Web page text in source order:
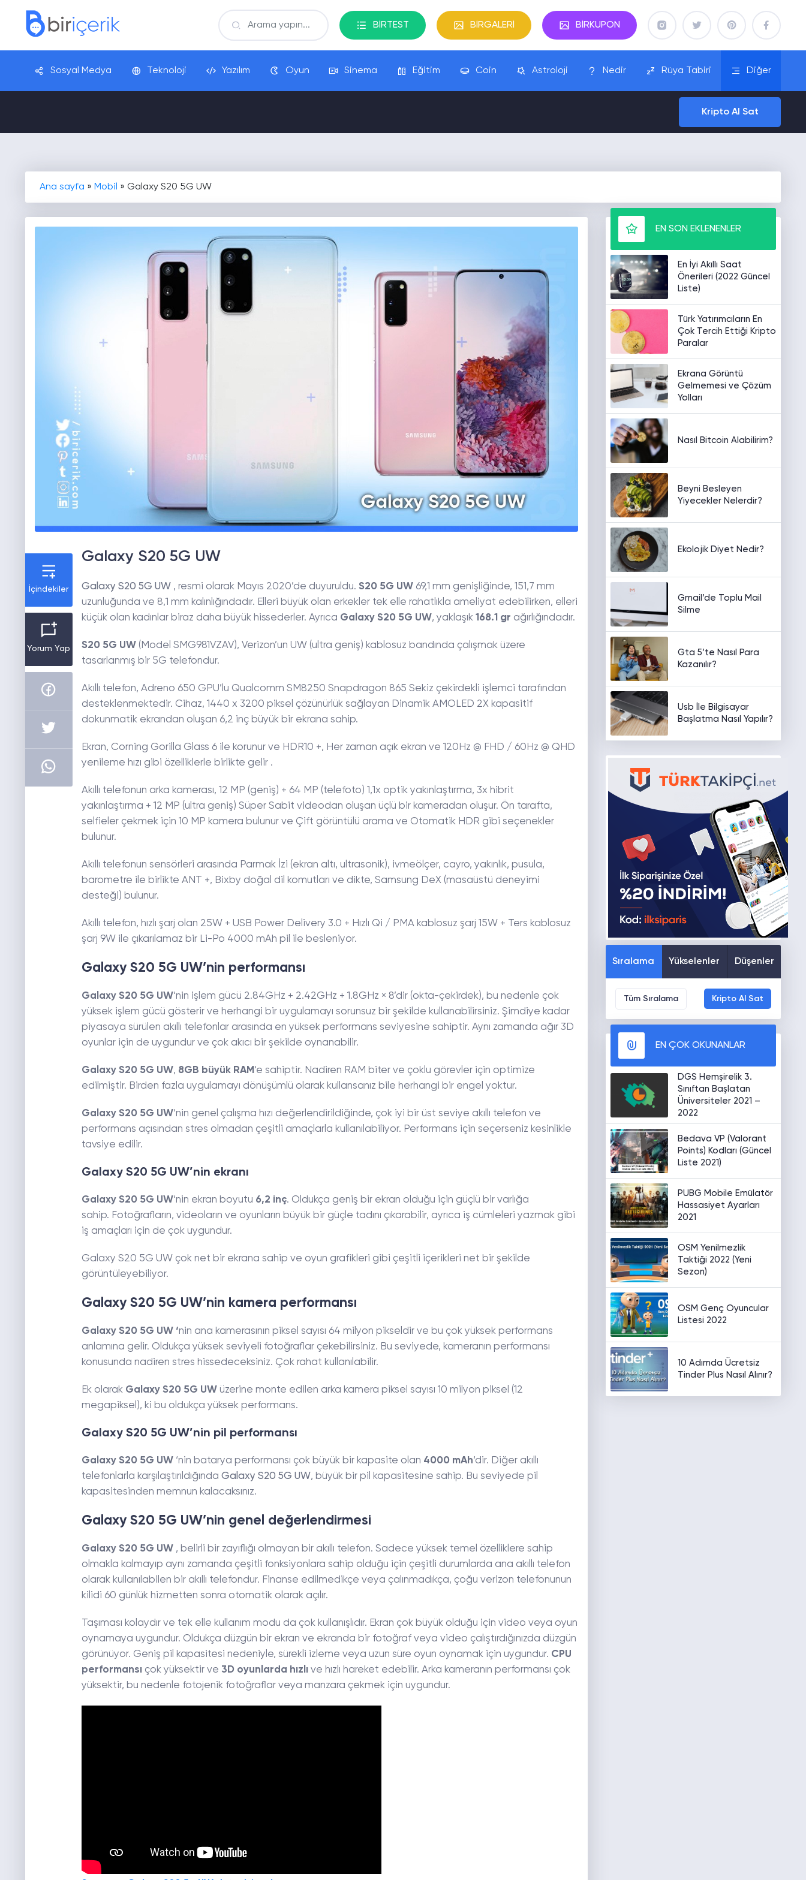
BİRTEST BİRGALERİ BİRKUPON
Sosyal Medya Teknoloji Yazılım Oyun Sinema Eğitim Coin Astroloji Nedir Rüya Tabiri Diğer
Kripto Al Sat
Ana sayfa » Mobil » Galaxy S20 5G UW
İçindekiler
Yorum Yap
Galaxy S20 5G UW
Galaxy S20 5G UW , resmi olarak Mayıs 2020’de duyuruldu. S20 5G UW69,1 mm genişliğinde, 151,7 mm
uzunluğunda ve 8,1 mm kalınlığındadır. Elleri büyük olan erkekler tek elle rahatlıkla ameliyat edebilirken, elleri
küçük olan kadınlar biraz daha büyük hissederler. Ayrıca Galaxy S20 5G UW, yaklaşık 168.1 gr ağırlığındadır.
S20 5G UW (Model SMG981VZAV), Verizon’un UW (ultra geniş) kablosuz bandında çalışmak üzere
tasarlanmış bir 5G telefondur.
Akıllı telefon, Adreno 650 GPU’lu Qualcomm SM8250 Snapdragon 865 Sekiz çekirdekli işlemci tarafından
desteklenmektedir. Cihaz, 1440 x 3200 piksel çözünürlük sağlayan Dinamik AMOLED 2X kapasitif
dokunmatik ekrandan oluşan 6,2 inç büyük bir ekrana sahip.
Ekran, Corning Gorilla Glass 6 ile korunur ve HDR10 +, Her zaman açık ekran ve 120Hz @ FHD / 60Hz @ QHD
yenileme hızı gibi özelliklerle birlikte gelir .
Akıllı telefonun arka kamerası, 12 MP (geniş) + 64 MP (telefoto) 1,1x optik yakınlaştırma, 3x hibrit
yakınlaştırma + 12 MP (ultra geniş) Süper Sabit videodan oluşan üçlü bir kameradan oluşur. Ön tarafta,
selfieler çekmek için 10 MP kamera bulunur ve Çift görüntülü arama ve Otomatik HDR gibi seçenekler
bulunur.
Akıllı telefonun sensörleri arasında Parmak İzi (ekran altı, ultrasonik), ivmeölçer, cayro, yakınlık, pusula,
barometre ile birlikte ANT +, Bixby doğal dil komutları ve dikte, Samsung DeX (masaüstü deneyimi
desteği) bulunur.
Akıllı telefon, hızlı şarj olan 25W + USB Power Delivery 3.0 + Hızlı Qi / PMA kablosuz şarj 15W + Ters kablosuz
şarj 9W ile çıkarılamaz bir Li-Po 4000 mAh pil ile besleniyor.
Galaxy S20 5G UW’nin performansı
Galaxy S20 5G UW‘nin işlem gücü 2.84GHz + 2.42GHz + 1.8GHz × 8’dir (okta-çekirdek), bu nedenle çok
yüksek işlem gücü gösterir ve herhangi bir uygulamayı sorunsuz bir şekilde kullanabilirsiniz. Şimdiye kadar
piyasaya sürülen akıllı telefonlar arasında en yüksek performans seviyesine sahiptir. Aynı zamanda ağır 3D
oyunlar için de uygundur ve çok akıcı bir şekilde oynanabilir.
Galaxy S20 5G UW, 8GB büyük RAM‘e sahiptir. Nadiren RAM biter ve çoklu görevler için optimize
edilmiştir. Birden fazla uygulamayı dönüşümlü olarak kullansanız bile herhangi bir engel yoktur.
Galaxy S20 5G UW‘nin genel çalışma hızı değerlendirildiğinde, çok iyi bir üst seviye akıllı telefon ve
performans açısından stres olmadan çeşitli amaçlarla kullanılabiliyor. Performans için seçerseniz kesinlikle
tavsiye edilir.
Galaxy S20 5G UW’nin ekranı
Galaxy S20 5G UW‘nin ekran boyutu 6,2 inç. Oldukça geniş bir ekran olduğu için güçlü bir varlığa
sahip. Fotoğrafların, videoların ve oyunların büyük bir güçle tadını çıkarabilir, ayrıca iş cümleleri yazmak gibi
iş amaçları için de çok uygundur.
Galaxy S20 5G UW çok net bir ekrana sahip ve oyun grafikleri gibi çeşitli içerikleri net bir şekilde
görüntüleyebiliyor.
Galaxy S20 5G UW’nin kamera performansı
Galaxy S20 5G UW ‘nin ana kamerasının piksel sayısı 64 milyon pikseldir ve bu çok yüksek performans
anlamına gelir. Oldukça yüksek seviyeli fotoğraflar çekebilirsiniz. Bu seviyede, kameranın performansı
konusunda nadiren stres hissedeceksiniz. Çok rahat kullanılabilir.
Ek olarak Galaxy S20 5G UW üzerine monte edilen arka kamera piksel sayısı 10 milyon piksel (12
megapiksel), ki bu oldukça yüksek performans.
Galaxy S20 5G UW’nin pil performansı
Galaxy S20 5G UW‘nin batarya performansı çok büyük bir kapasite olan 4000 mAh‘dir. Diğer akıllı
telefonlarla karşılaştırıldığında Galaxy S20 5G UW, büyük bir pil kapasitesine sahip. Bu seviyede pil
kapasitesinden memnun kalacaksınız.
Galaxy S20 5G UW’nin genel değerlendirmesi
Galaxy S20 5G UW, belirli bir zayıflığı olmayan bir akıllı telefon. Sadece yüksek temel özelliklere sahip
olmakla kalmayıp aynı zamanda çeşitli fonksiyonlara sahip olduğu için çeşitli durumlarda ana akıllı telefon
olarak kullanılabilen bir akıllı telefondur. Finanse edilmedikçe veya çalınmadıkça, çoğu verizon telefonunun
kilidi 60 günlük hizmetten sonra otomatik olarak açılır.
Taşıması kolaydır ve tek elle kullanım modu da çok kullanışlıdır. Ekran çok büyük olduğu için video veya oyun
oynamaya uygundur. Oldukça düzgün bir ekran ve ekranda bir fotoğraf veya video çalıştırdığınızda düzgün
görünüyor. Geniş pil kapasitesi nedeniyle, sürekli izleme veya uzun süre oyun oynamak için uygundur. CPU
performansı çok yüksektir ve 3D oyunlarda hızlıve hızlı hareket edebilir. Arka kameranın performansı çok
yüksektir, bu nedenle fotojenik fotoğraflar veya manzara çekmek için uygundur.
EN SON EKLENENLER
En İyi Akıllı Saat
Önerileri (2022 Güncel
Liste)
Türk Yatırımcıların En
Çok Tercih Ettiği Kripto
Paralar
Ekrana Görüntü
Gelmemesi ve Çözüm
Yolları
Nasıl Bitcoin Alabilirim?
Beyni Besleyen
Yiyecekler Nelerdir?
Ekolojik Diyet Nedir?
Gmail’de Toplu Mail
Silme
Gta 5’te Nasıl Para
Kazanılır?
Usb İle Bilgisayar
Başlatma Nasıl Yapılır?
Sıralama Yükselenler Düşenler
Tüm Sıralama Kripto Al Sat
EN ÇOK OKUNANLAR
DGS Hemşirelik 3.
Sınıftan Başlatan
Üniversiteler 2021 –
2022
Bedava VP (Valorant
Points) Kodları (Güncel
Liste 2021)
PUBG Mobile Emülatör
Hassasiyet Ayarları
2021
OSM Yenilmezlik
Taktiği 2022 (Yeni
Sezon)
OSM Genç Oyuncular
Listesi 2022
10 Adımda Ücretsiz
Tinder Plus Nasıl Alınır?